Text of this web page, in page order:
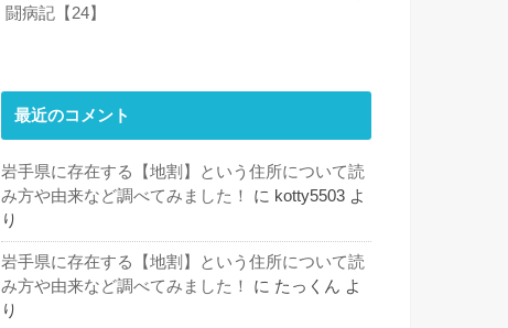
闘病記【24】
最近のコメント
岩手県に存在する【地割】という住所について読
み方や由来など調べてみました！
に kotty5503 よ
り
岩手県に存在する【地割】という住所について読
み方や由来など調べてみました！
に たっくん よ
り